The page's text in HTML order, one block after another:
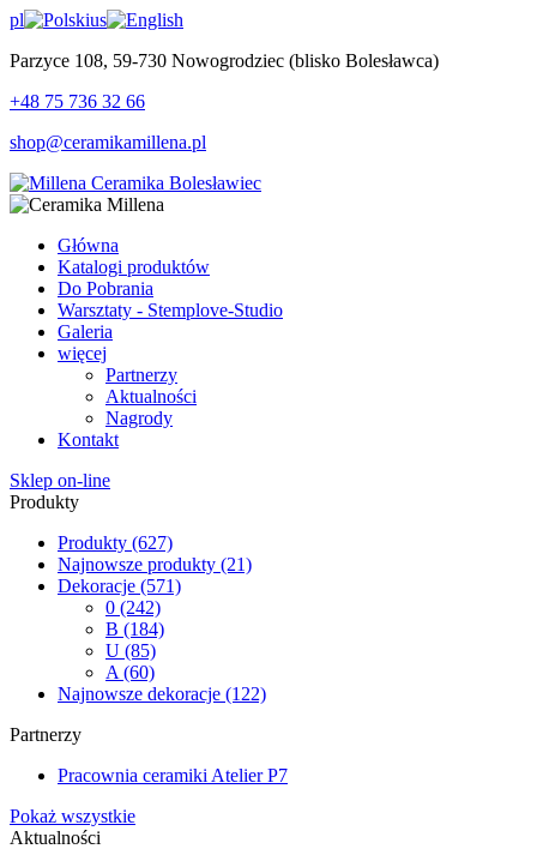
pl
us
Parzyce 108, 59-730 Nowogrodziec (blisko Bolesławca)
+48 75 736 32 66
shop@ceramikamillena.pl
Główna
Katalogi produktów
Do Pobrania
Warsztaty - Stemplove-Studio
Galeria
więcej
Partnerzy
Aktualności
Nagrody
Kontakt
Sklep on-line
Produkty
Produkty (627)
Najnowsze produkty (21)
Dekoracje (571)
0 (242)
B (184)
U (85)
A (60)
Najnowsze dekoracje (122)
Partnerzy
Pracownia ceramiki Atelier P7
Pokaż wszystkie
Aktualności